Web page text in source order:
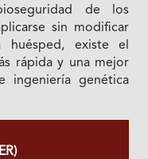
de los
sin modificar
huésped, existe el
rápida y una mejor
ingeniería genética